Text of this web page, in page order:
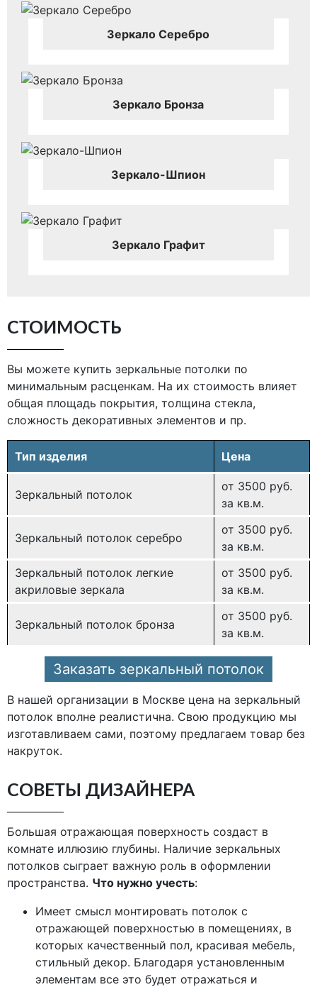
Зеркало Серебро
Зеркало Бронза
Зеркало-Шпион
Зеркало Графит
СТОИМОСТЬ
Вы можете купить зеркальные потолки по
минимальным расценкам. На их стоимость влияет
общая площадь покрытия, толщина стекла,
сложность декоративных элементов и пр.
Тип изделия Цена
Зеркальный потолок
от 3500 руб.
за кв.м.
Зеркальный потолок серебро
от 3500 руб.
за кв.м.
Зеркальный потолок легкие
акриловые зеркала
от 3500 руб.
за кв.м.
Зеркальный потолок бронза
от 3500 руб.
за кв.м.
Заказать зеркальный потолок
В нашей организации в Москве цена на зеркальный
потолок вполне реалистична. Свою продукцию мы
изготавливаем сами, поэтому предлагаем товар без
накруток.
СОВЕТЫ ДИЗАЙНЕРА
Большая отражающая поверхность создаст в
комнате иллюзию глубины. Наличие зеркальных
потолков сыграет важную роль в оформлении
пространства. Что нужно учесть:
Имеет смысл монтировать потолок с
отражающей поверхностью в помещениях, в
которых качественный пол, красивая мебель,
стильный декор. Благодаря установленным
элементам все это будет отражаться и